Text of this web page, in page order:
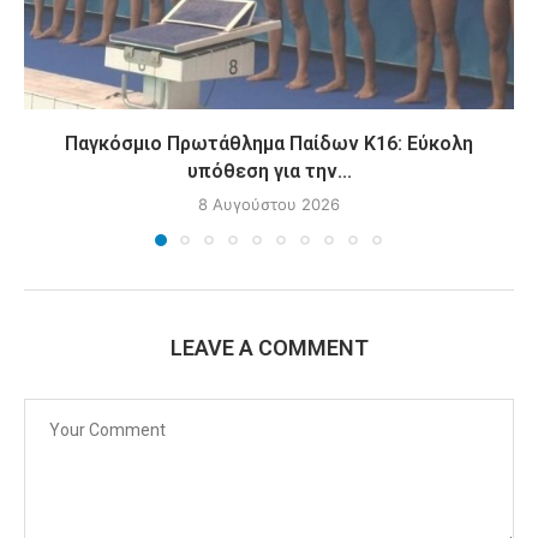
Παγκόσμιο Πρωτάθλημα Παίδων Κ16: Εύκολη
υπόθεση για την...
8 Αυγούστου 2026
LEAVE A COMMENT